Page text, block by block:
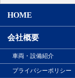
HOME
会社概要
車両・設備紹介
プライバシーポリシー